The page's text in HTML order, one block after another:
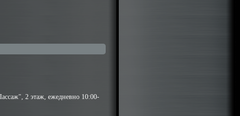
2 этаж, ежедневно 10:00-